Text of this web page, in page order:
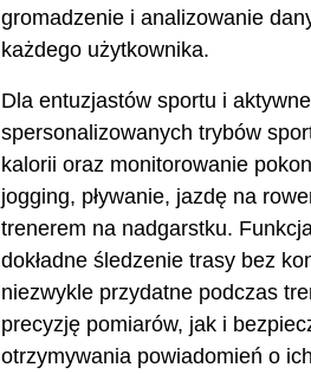
gromadzenie i analizowanie
każdego użytkownika.
Dla entuzjastów sportu i
spersonalizowanych trybów
kalorii oraz monitorowanie
jogging, pływanie, jazdę na
trenerem na nadgarstku.
dokładne śledzenie trasy bez
niezwykle przydatne podczas
precyzję pomiarów, jak i
otrzymywania powiadomień o